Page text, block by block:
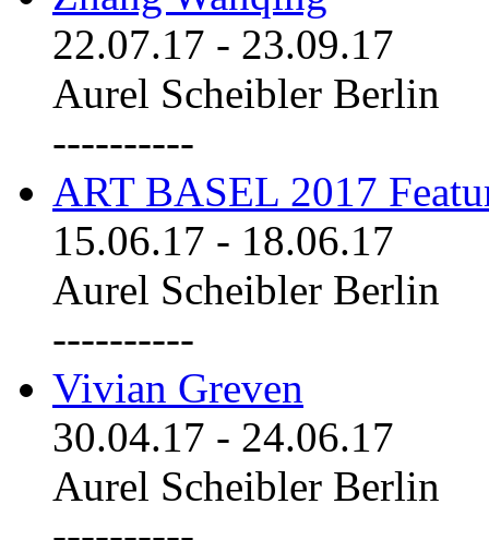
22.07.17 - 23.09.17
Aurel Scheibler Berlin
----------
ART BASEL 2017
15.06.17 - 18.06.17
Aurel Scheibler Berlin
----------
Vivian Greven
30.04.17 - 24.06.17
Aurel Scheibler Berlin